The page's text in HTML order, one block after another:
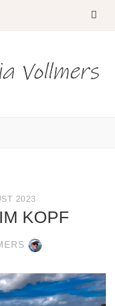
2023
KOPF